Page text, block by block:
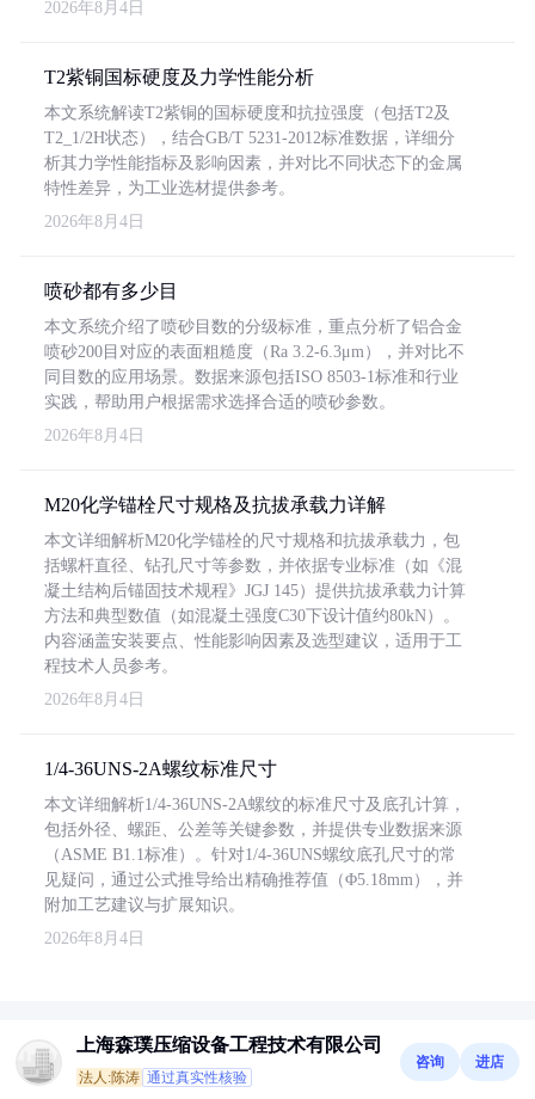
2026年8月4日
T2紫铜国标硬度及力学性能分析
本文系统解读T2紫铜的国标硬度和抗拉强度（包括T2及
T2_1/2H状态），结合GB/T 5231-2012标准数据，详细分
析其力学性能指标及影响因素，并对比不同状态下的金属
特性差异，为工业选材提供参考。
2026年8月4日
喷砂都有多少目
本文系统介绍了喷砂目数的分级标准，重点分析了铝合金
喷砂200目对应的表面粗糙度（Ra 3.2-6.3μm），并对比不
同目数的应用场景。数据来源包括ISO 8503-1标准和行业
实践，帮助用户根据需求选择合适的喷砂参数。
2026年8月4日
M20化学锚栓尺寸规格及抗拔承载力详解
本文详细解析M20化学锚栓的尺寸规格和抗拔承载力，包
括螺杆直径、钻孔尺寸等参数，并依据专业标准（如《混
凝土结构后锚固技术规程》JGJ 145）提供抗拔承载力计算
方法和典型数值（如混凝土强度C30下设计值约80kN）。
内容涵盖安装要点、性能影响因素及选型建议，适用于工
程技术人员参考。
2026年8月4日
1/4-36UNS-2A螺纹标准尺寸
本文详细解析1/4-36UNS-2A螺纹的标准尺寸及底孔计算，
包括外径、螺距、公差等关键参数，并提供专业数据来源
（ASME B1.1标准）。针对1/4-36UNS螺纹底孔尺寸的常
见疑问，通过公式推导给出精确推荐值（Φ5.18mm），并
附加工艺建议与扩展知识。
2026年8月4日
上海森璞压缩设备工程技术有限公司
法人:陈涛 通过真实性核验
咨询 进店